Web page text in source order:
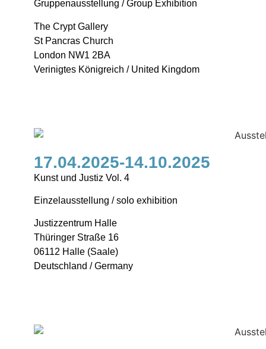
Gruppenausstellung / Group Exhibition
The Crypt Gallery
St Pancras Church
London NW1 2BA
Verinigtes Königreich / United Kingdom
17.04.2025-14.10.2025
Kunst und Justiz Vol. 4
Einzelausstellung / solo exhibition
Justizzentrum Halle
Thüringer Straße 16
06112 Halle (Saale)
Deutschland / Germany